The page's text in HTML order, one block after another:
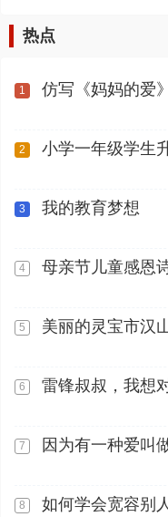
热点
1 仿写《妈妈的爱》
2 小学一年级学生
3 我的教育梦想
4 母亲节儿童感恩
5 美丽的灵宝市汉
6 雷锋叔叔，我
7 因为有一种爱
8 如何学会宽容别人